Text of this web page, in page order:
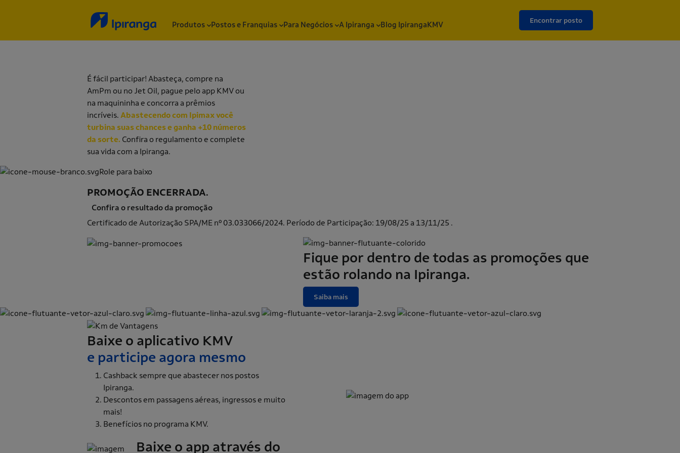
Produtos Postos e Franquias Para Negócios A Ipiranga Blog IpirangaKMV Encontrar posto
É fácil participar! Abasteça, compre na
AmPm ou no Jet Oil, pague pelo app KMV ou
na maquininha e concorra a prêmios
incríveis. Abastecendo com Ipimax você
turbina suas chances e ganha +10 números
da sorte. Confira o regulamento e complete
sua vida com a Ipiranga.
Role para baixo
PROMOÇÃO ENCERRADA.
Confira o resultado da promoção
Certificado de Autorização SPA/ME nº 03.033066/2024. Período de Participação: 19/08/25 a 13/11/25 .
Fique por dentro de todas as promoções que
estão rolando na Ipiranga.
Saiba mais
Baixe o aplicativo KMV
e participe agora mesmo
Cashback sempre que abastecer nos postos
Ipiranga.
Descontos em passagens aéreas, ingressos e muito
mais!
Benefícios no programa KMV.
Baixe o app através do